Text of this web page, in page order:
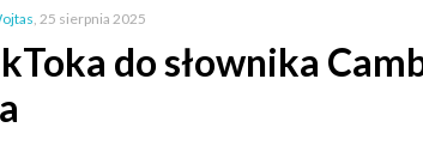
, 25 sierpnia 2025
do słownika